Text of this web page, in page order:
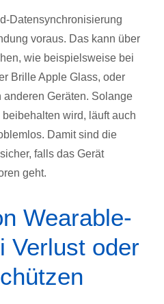
Datensynchronisierung
voraus. Das kann über
wie beispielsweise bei
Brille Apple Glass, oder
Geräten. Solange
wird, läuft auch
Damit sind die
falls das Gerät
geht.
Wearable-
Verlust oder